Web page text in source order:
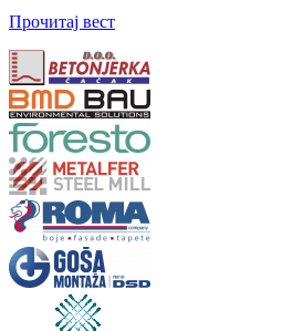
Прочитај вест